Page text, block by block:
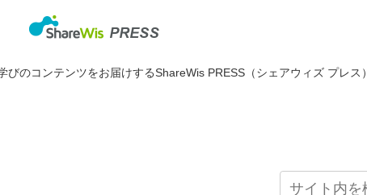
のコンテンツをお届けするShareWis PRESS（シェアウィズ プレス）